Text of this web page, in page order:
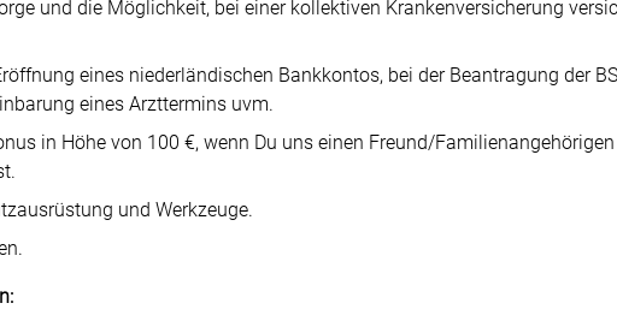
und die Möglichkeit, bei einer kollektiven Krankenversicherung
eines niederländischen Bankkontos, bei der Beantragung der
eines Arzttermins uvm.
in Höhe von 100 €, wenn Du uns einen Freund/
und Werkzeuge.